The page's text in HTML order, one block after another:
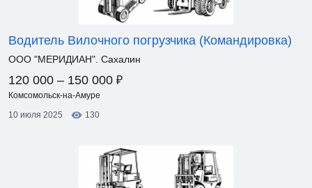
Водитель Вилочного погрузчика (Командировка)
ООО "МЕРИДИАН". Сахалин
120 000 – 150 000 ₽
Комсомольск-на-Амуре
10 июля 2025
130